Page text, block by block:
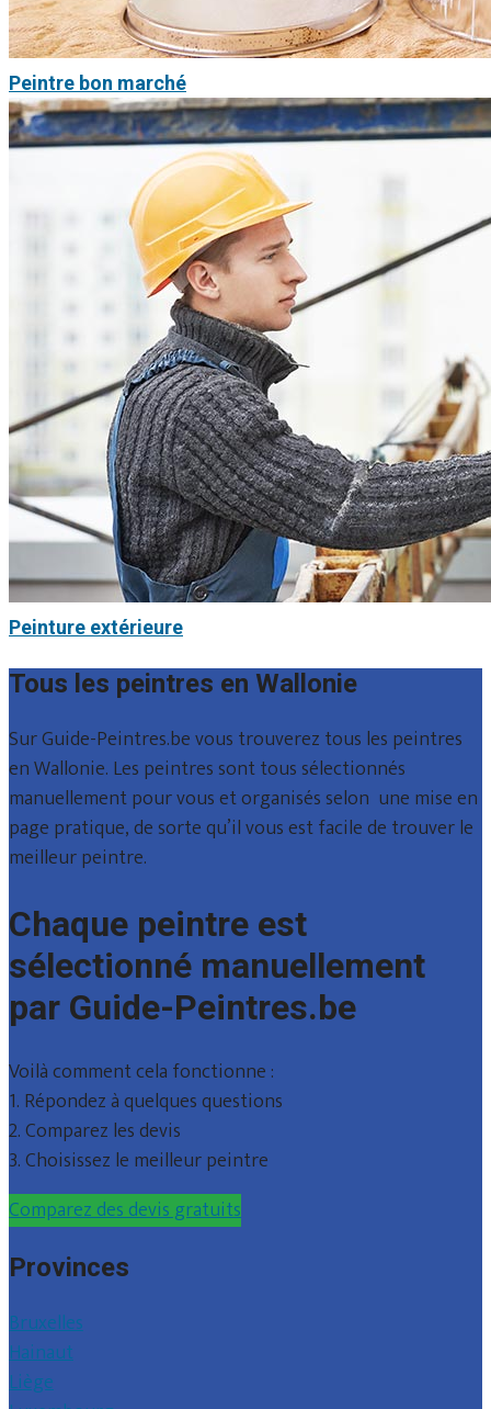
Peintre bon marché
Peinture extérieure
Tous les peintres en Wallonie
Sur Guide-Peintres.be vous trouverez tous les peintres
en Wallonie. Les peintres sont tous sélectionnés
manuellement pour vous et organisés selon une mise en
page pratique, de sorte qu’il vous est facile de trouver le
meilleur peintre.
Chaque peintre est
sélectionné manuellement
par Guide-Peintres.be
Voilà comment cela fonctionne :
1. Répondez à quelques questions
2. Comparez les devis
3. Choisissez le meilleur peintre
Comparez des devis gratuits
Provinces
Bruxelles
Hainaut
Liège